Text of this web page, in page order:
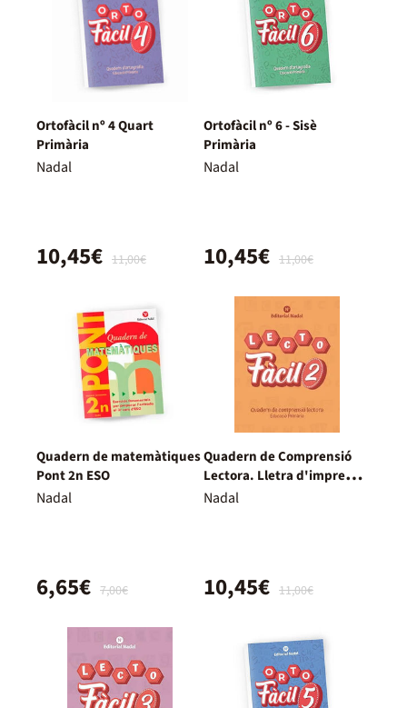
Ortofàcil nº 4 Quart
Primària
Nadal
11,00€
10,45€
Ortofàcil nº 6 - Sisè
Primària
Nadal
11,00€
10,45€
Quadern de matemàtiques
Pont 2n ESO
Nadal
7,00€
6,65€
Quadern de Comprensió
Lectora. Lletra d'impremta
2
Nadal
11,00€
10,45€